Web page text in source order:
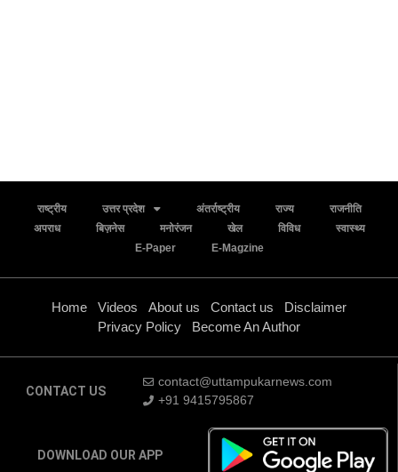
राष्ट्रीय उत्तर प्रदेश अंतर्राष्ट्रीय राज्य
राजनीति
अपराध
बिज़नेस मनोरंजन खेल विविध
स्वास्थ्य
E-Paper
E-Magzine
Home Videos About us Contact us
Disclaimer
Privacy Policy
Become An Author
CONTACT US
contact@uttampukarnews.com
+91 9415795867
DOWNLOAD OUR APP